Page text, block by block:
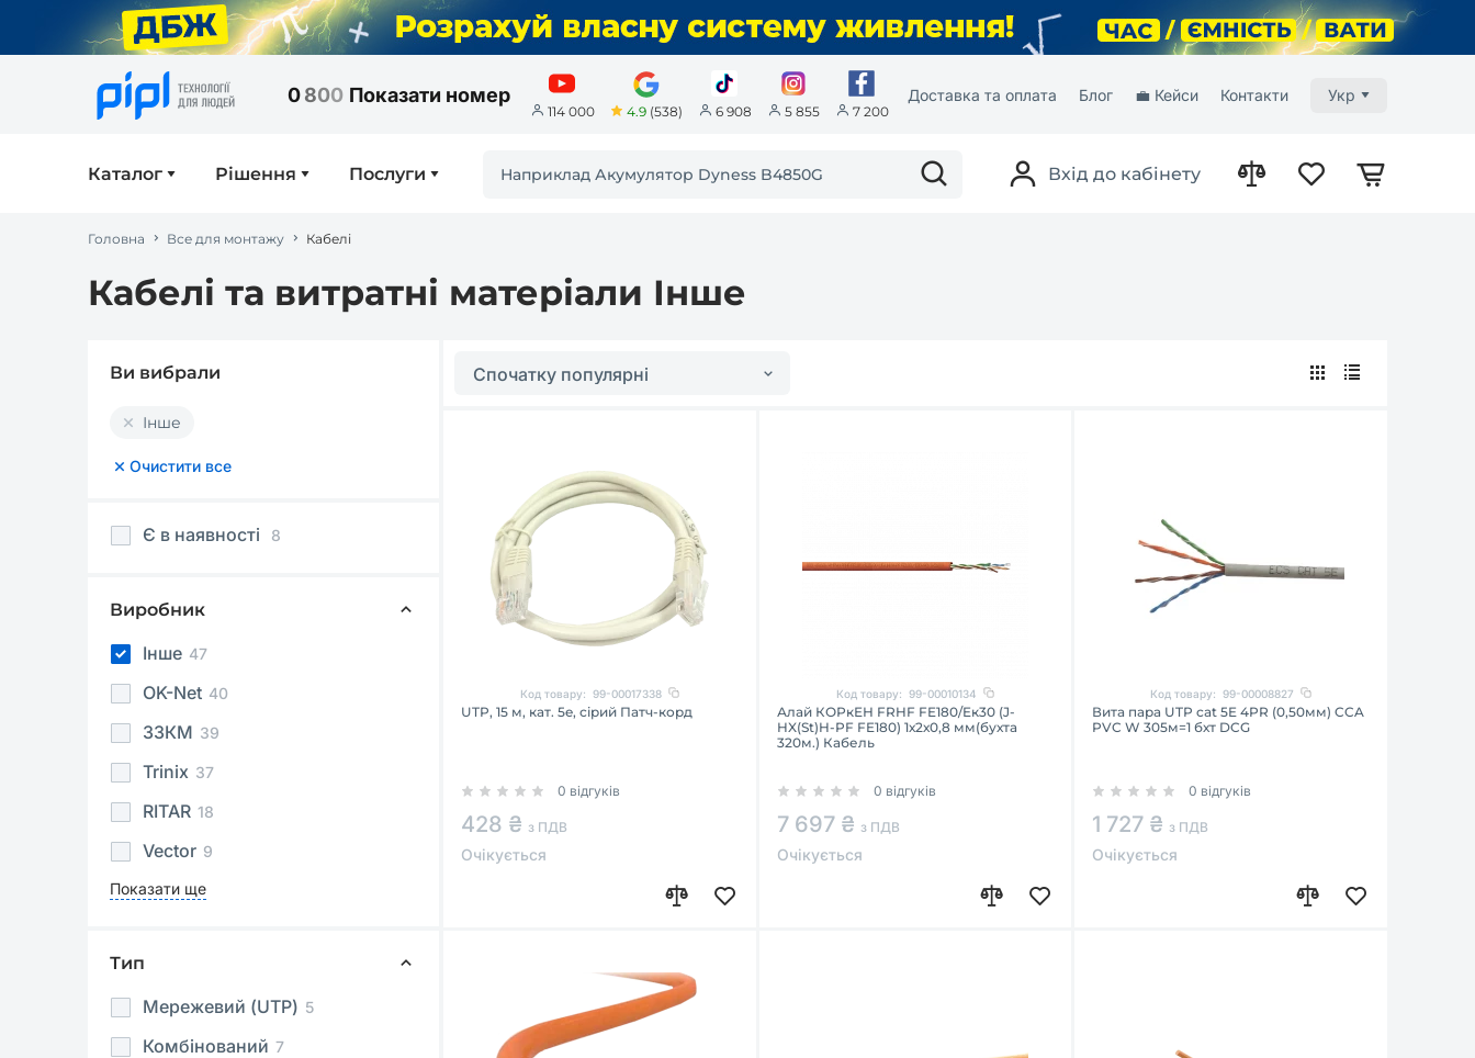
0800 Показати номер
114 000 4.9(538) 6 908 5 855 7 200
Доставка та оплата Блог 💼 Кейси Контакти Укр
Каталог Рішення Послуги Вхід до кабінету
Головна Все для монтажу Кабелі
Кабелі та витратні матеріали Інше
Ви вибрали
Інше
Очистити все
Є в наявності 8
Виробник
Інше 47
OK-Net 40
ЗЗКМ 39
Trinix 37
RITAR 18
Vector 9
Показати ще
Тип
Мережевий (UTP) 5
Комбінований 7
Спочатку популярні
Код товару: 99-00017338
UTP, 15 м, кат. 5e, сірий Патч-корд
0 відгуків
428 ₴ з ПДВ
Очікується
Код товару: 99-00010134
Алай КОРкЕН FRHF FE180/Eк30 (J-
HX(St)H-PF FE180) 1х2х0,8 мм(бухта
320м.) Кабель
0 відгуків
7 697 ₴ з ПДВ
Очікується
Код товару: 99-00008827
Вита пара UTP cat 5E 4PR (0,50мм) CCA
PVC W 305м=1 бхт DCG
0 відгуків
1 727 ₴ з ПДВ
Очікується